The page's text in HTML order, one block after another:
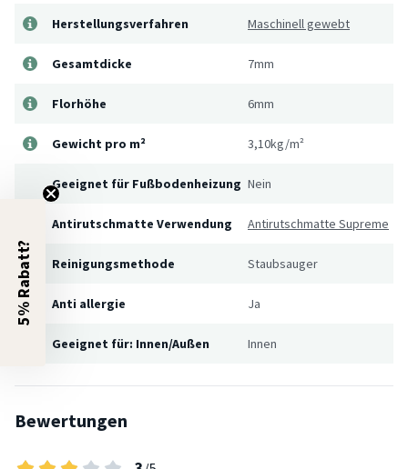
Herstellungsverfahren Maschinell gewebt
Gesamtdicke 7mm
Florhöhe 6mm
Gewicht pro m² 3,10kg/m²
Geeignet für Fußbodenheizung Nein
Antirutschmatte Verwendung Antirutschmatte Supreme
Reinigungsmethode Staubsauger
Anti allergie Ja
Geeignet für: Innen/Außen Innen
Bewertungen
5% Rabatt?